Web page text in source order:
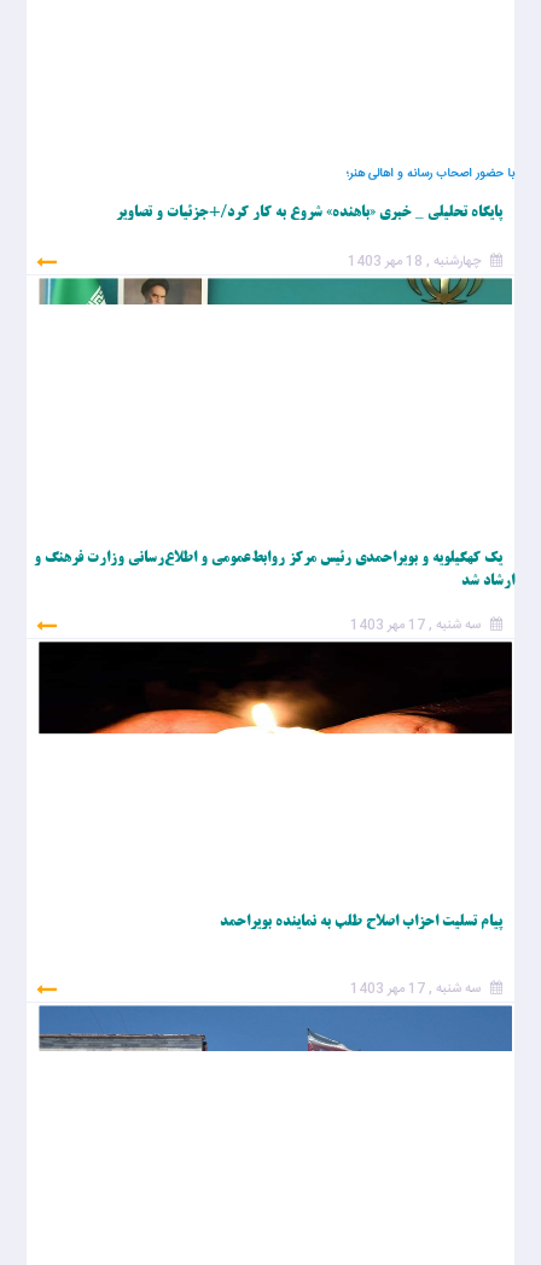
با حضور اصحاب رسانه و اهالی هنر؛
پایگاه تحلیلی _ خبری «باهنده» شروع به کار کرد/+جزئیات و تصاویر
چهارشنبه , 18 مهر 1403
یک کهگیلویه و بویراحمدی رئیس مرکز روابط‌عمومی و اطلاع‌رسانی وزارت فرهنگ و
ارشاد شد
سه شنبه , 17 مهر 1403
پیام تسلیت احزاب اصلاح طلب به نماینده بویراحمد
سه شنبه , 17 مهر 1403